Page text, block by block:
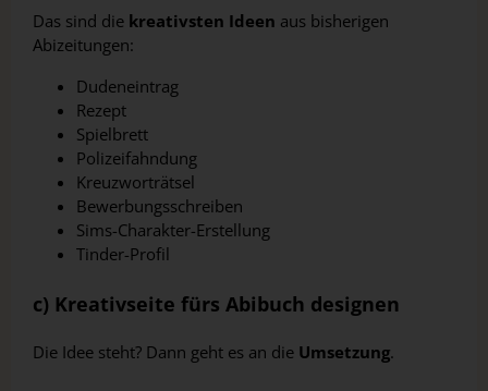
Das sind die kreativsten Ideen aus bisherigen
Abizeitungen:
Dudeneintrag
Rezept
Spielbrett
Polizeifahndung
Kreuzworträtsel
Bewerbungsschreiben
Sims-Charakter-Erstellung
Tinder-Profil
c) Kreativseite fürs Abibuch designen
Die Idee steht? Dann geht es an die Umsetzung.